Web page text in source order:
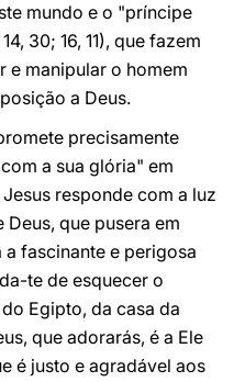
mundo e o "príncipe
14, 30; 16, 11), que fazem
manipular o homem
a Deus.
precisamente
a sua glória" em
responde com a luz
que pusera em
fascinante e perigosa
te de esquecer o
Egipto, da casa da
que adorarás, é a Ele
é justo e agradável aos